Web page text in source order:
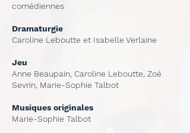
comédiennes
Dramaturgie
Caroline Leboutte et Isabelle Verlaine
Jeu
Anne Beaupain, Caroline Leboutte, Zoé
Sevrin, Marie-Sophie Talbot
Musiques originales
Marie-Sophie Talbot